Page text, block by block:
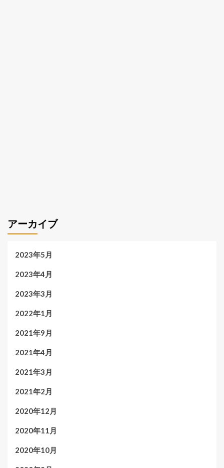
アーカイブ
2023年5月
2023年4月
2023年3月
2022年1月
2021年9月
2021年4月
2021年3月
2021年2月
2020年12月
2020年11月
2020年10月